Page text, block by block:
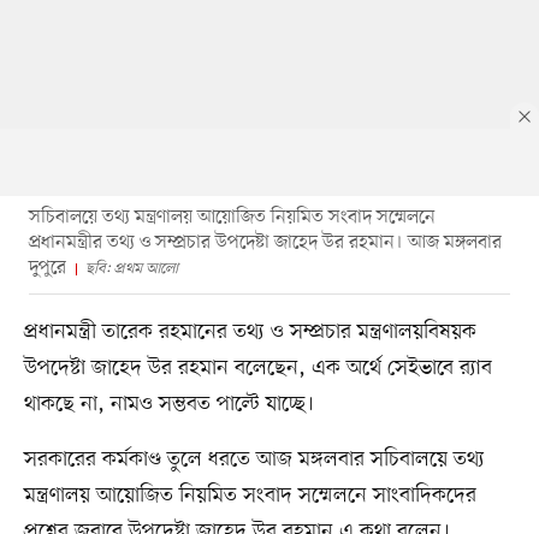
সচিবালয়ে তথ্য মন্ত্রণালয় আয়োজিত নিয়মিত সংবাদ সম্মেলনে
প্রধানমন্ত্রীর তথ্য ও সম্প্রচার উপদেষ্টা জাহেদ উর রহমান। আজ মঙ্গলবার
দুপুরে
ছবি: প্রথম আলো
প্রধানমন্ত্রী তারেক রহমানের তথ্য ও সম্প্রচার মন্ত্রণালয়বিষয়ক
উপদেষ্টা জাহেদ উর রহমান বলেছেন, এক অর্থে সেইভাবে র‍্যাব
থাকছে না, নামও সম্ভবত পাল্টে যাচ্ছে।
সরকারের কর্মকাণ্ড তুলে ধরতে আজ মঙ্গলবার সচিবালয়ে তথ্য
মন্ত্রণালয় আয়োজিত নিয়মিত সংবাদ সম্মেলনে সাংবাদিকদের